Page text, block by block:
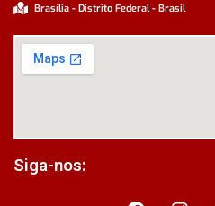
Brasília - Distrito Federal - Brasil
Siga-nos: